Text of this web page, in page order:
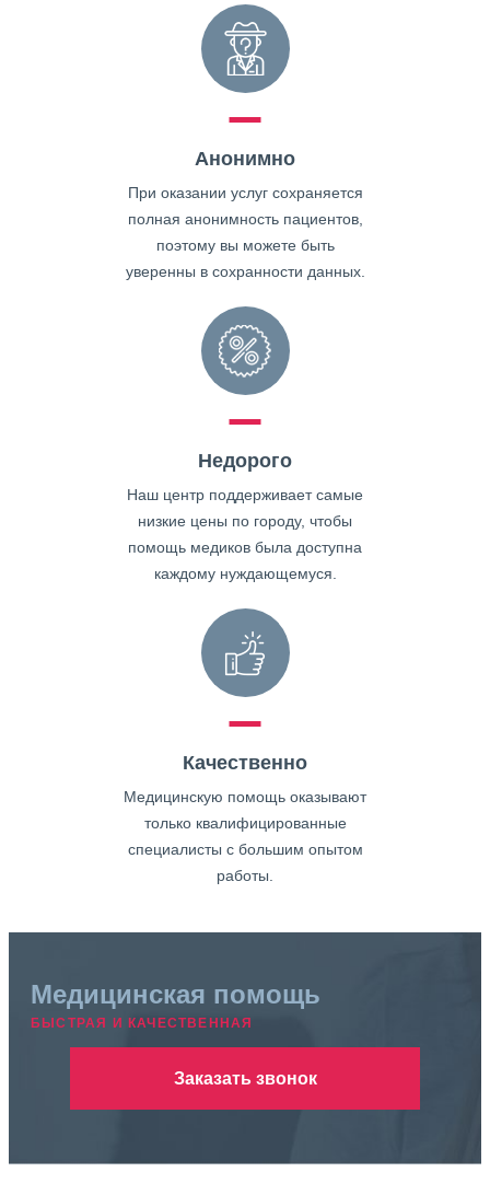
Анонимно
При оказании услуг сохраняется
полная анонимность пациентов,
поэтому вы можете быть
уверенны в сохранности данных.
Недорого
Наш центр поддерживает самые
низкие цены по городу, чтобы
помощь медиков была доступна
каждому нуждающемуся.
Качественно
Медицинскую помощь оказывают
только квалифицированные
специалисты с большим опытом
работы.
Медицинская помощь
БЫСТРАЯ И КАЧЕСТВЕННАЯ
Заказать звонок